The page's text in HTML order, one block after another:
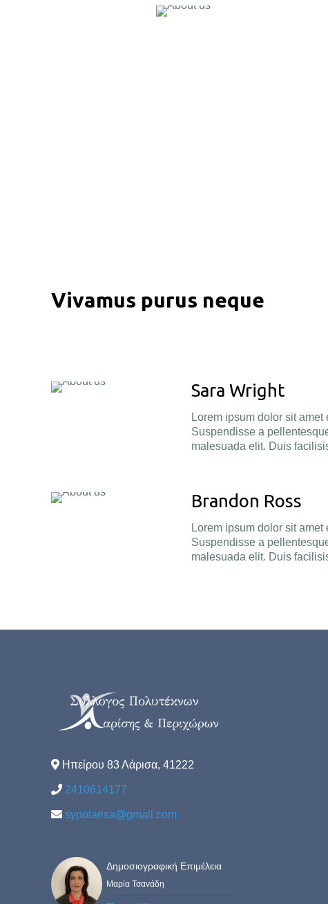
Vivamus purus neque
Sara Wright
Lorem ipsum dolor sit
Suspendisse a
malesuada elit. Duis
Brandon Ross
Lorem ipsum dolor sit
Suspendisse a
malesuada elit. Duis
Ηπείρου 83 Λάρισα, 41222
2410614177
sypolarisa@gmail.com
Δημοσιογραφική Επιμέλεια
Μαρία Τσανάδη